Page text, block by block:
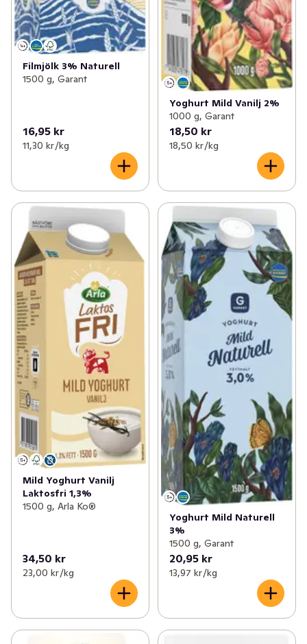
Filmjölk 3% Naturell
1500 g, Garant
16,95 kr
11,30 kr /kg
Yoghurt Mild Vanilj 2%
1000 g, Garant
18,50 kr
18,50 kr /kg
Mild Yoghurt Vanilj
Laktosfri 1,3%
1500 g, Arla Ko®
34,50 kr
23,00 kr /kg
Yoghurt Mild Naturell
3%
1500 g, Garant
20,95 kr
13,97 kr /kg